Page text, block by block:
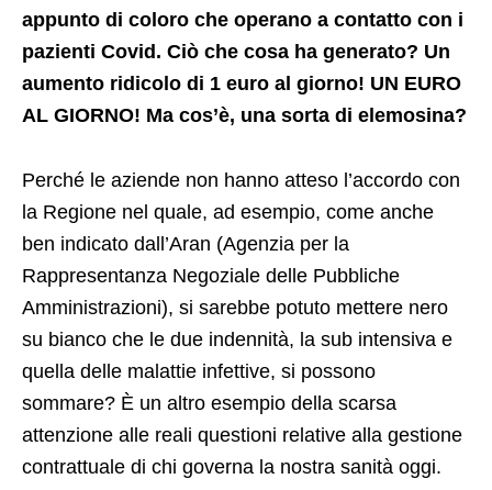
appunto di coloro che operano a contatto con i
pazienti Covid. Ciò che cosa ha generato? Un
aumento ridicolo di 1 euro al giorno! UN EURO
AL GIORNO! Ma cos’è, una sorta di elemosina?
Perché le aziende non hanno atteso l’accordo con
la Regione nel quale, ad esempio, come anche
ben indicato dall’Aran (Agenzia per la
Rappresentanza Negoziale delle Pubbliche
Amministrazioni), si sarebbe potuto mettere nero
su bianco che le due indennità, la sub intensiva e
quella delle malattie infettive, si possono
sommare? È un altro esempio della scarsa
attenzione alle reali questioni relative alla gestione
contrattuale di chi governa la nostra sanità oggi.